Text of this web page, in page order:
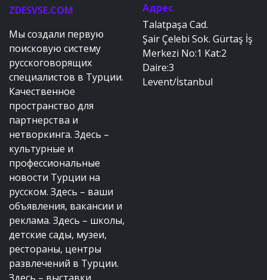
ZDESVSE.COM
Мы создали первую
поисковую систему
русскоговорящих
специалистов в Турции.
Качественное
пространство для
партнерства и
нетворкинга. Здесь –
культурные и
профессиональные
новости Турции на
русском. Здесь – ваши
объявления, вакансии и
реклама. Здесь – школы,
детские сады, музеи,
рестораны, центры
развлечений в Турции.
Адрес
Talatpaşa Cad.
Şair Çelebi Sok. Gürtaş İş
Merkezi No:1 Kat:2
Daire:3
Levent/İstanbul